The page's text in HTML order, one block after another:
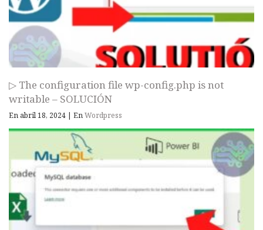
▷ The configuration file wp-config.php is not
writable – SOLUCIÓN
En abril 18, 2024 | EnWordpress